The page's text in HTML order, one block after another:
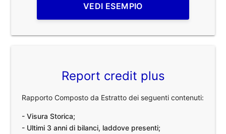
VEDI ESEMPIO
Report credit plus
Rapporto Composto da Estratto dei seguenti contenuti:
- Visura Storica;
- Ultimi 3 anni di bilanci, laddove presenti;